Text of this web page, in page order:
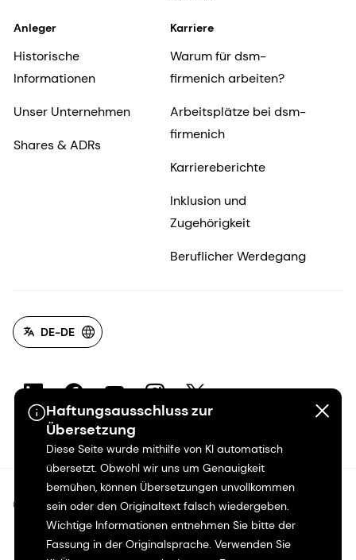
Haftungsausschluss zur
Übersetzung
Diese Seite wurde mithilfe von KI automatisch
übersetzt. Obwohl wir uns um Genauigkeit
bemühen, können Übersetzungen unvollkommen
sein oder den Originaltext falsch wiedergeben.
Wichtige Informationen entnehmen Sie bitte der
Fassung in der Originalsprache. Verwenden Sie
Anleger
Historische
Informationen
Unser Unternehmen
Shares & ADRs
Karriere
Warum für dsm-
firmenich arbeiten?
Arbeitsplätze bei dsm-
firmenich
Karriereberichte
Inklusion und
Zugehörigkeit
Beruflicher Werdegang
DE-DE
©2026 dsm-firmenich. Alle Rechte vorbehalten.
Hinweis zum Datenschutz